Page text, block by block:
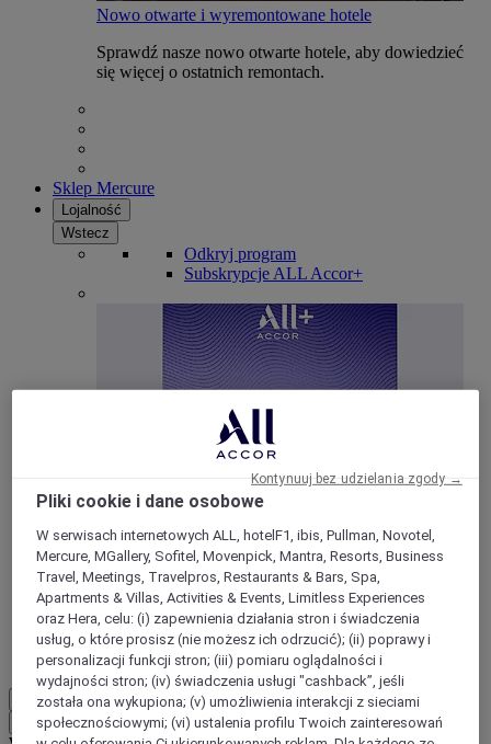
Nowo otwarte i wyremontowane hotele
Sprawdź nasze nowo otwarte hotele, aby dowiedzieć
się więcej o ostatnich remontach.
Sklep Mercure
Lojalność
Wstecz
Odkryj program
Subskrypcje ALL Accor+
15% znizki przez cały ro k na pobyty w ponad 30
markach
DOŁĄCZ TERAZ
Więcej
Wstecz
Pliki cookie i dane osobowe
W serwisach internetowych ALL, hotelF1, ibis, Pullman, Novotel,
Mercure, MGallery, Sofitel, Movenpick, Mantra, Resorts, Business
Travel, Meetings, Travelpros, Restaurants & Bars, Spa,
Apartments & Villas, Activities & Events, Limitless Experiences
oraz Hera, celu: (i) zapewnienia działania stron i świadczenia
usług, o które prosisz (nie możesz ich odrzucić); (ii) poprawy i
personalizacji funkcji stron; (iii) pomiaru oglądalności i
wydajności stron; (iv) świadczenia usługi "cashback”, jeśli
została ona wykupiona; (v) umożliwienia interakcji z sieciami
społecznościowymi; (vi) ustalenia profilu Twoich zainteresowań
Kontynuuj bez udzielania zgody →